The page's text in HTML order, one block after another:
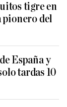
tigre en
pionero del
España y
tardas 10